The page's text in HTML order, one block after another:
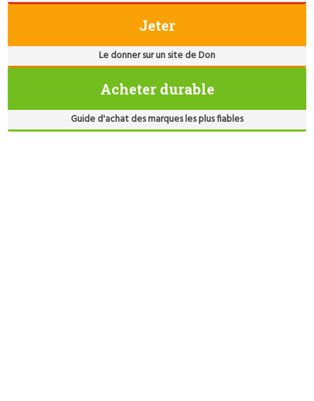
Jeter
Le donner sur un site de Don
Acheter durable
Guide d'achat des marques les plus fiables